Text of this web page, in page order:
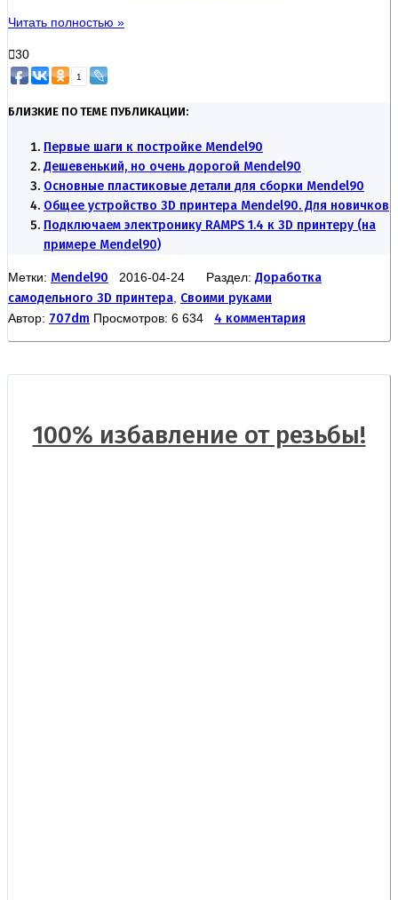
Читать полностью »
30
1
БЛИЗКИЕ ПО ТЕМЕ ПУБЛИКАЦИИ:
Первые шаги к постройке Mendel90
Дешевенький, но очень дорогой Mendel90
Основные пластиковые детали для сборки Mendel90
Общее устройство 3D принтера Mendel90. Для новичков
Подключаем электронику RAMPS 1.4 к 3D принтеру (на
примере Mendel90)
Метки: Mendel90 2016-04-24 Раздел: Доработка
самодельного 3D принтера Своими руками
Автор: 707dm Просмотров: 6 634 4 комментария
100% избавление от резьбы!